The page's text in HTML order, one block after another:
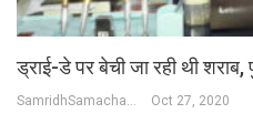
ड्राई-डे पर बेची जा रही थी शराब,
Oct 27, 2020